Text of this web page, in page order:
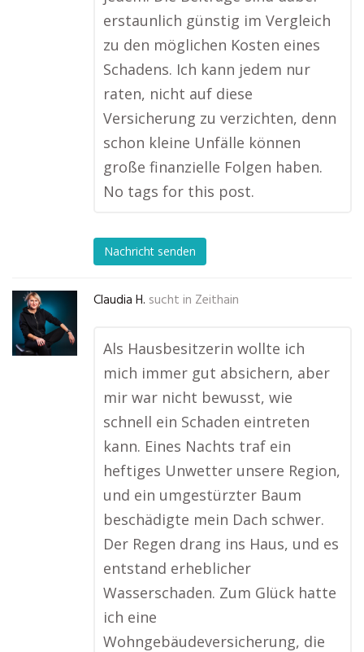
erstaunlich günstig im Vergleich
zu den möglichen Kosten eines
Schadens. Ich kann jedem nur
raten, nicht auf diese
Versicherung zu verzichten, denn
schon kleine Unfälle können
große finanzielle Folgen haben.
No tags for this post.
Nachricht senden
Claudia H. sucht in Zeithain
Als Hausbesitzerin wollte ich
mich immer gut absichern, aber
mir war nicht bewusst, wie
schnell ein Schaden eintreten
kann. Eines Nachts traf ein
heftiges Unwetter unsere Region,
und ein umgestürzter Baum
beschädigte mein Dach schwer.
Der Regen drang ins Haus, und es
entstand erheblicher
Wasserschaden. Zum Glück hatte
ich eine
Wohngebäudeversicherung, die